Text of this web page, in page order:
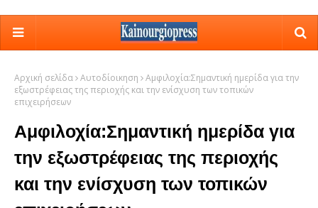
Αρχική σελίδα Αυτοδίοικηση
Αμφιλοχία:Σημαντική ημερίδα για την
εξωστρέφειας της περιοχής και την ενίσχυση των τοπικών
επιχειρήσεων
Αμφιλοχία:Σημαντική ημερίδα για
την εξωστρέφειας της περιοχής
και την ενίσχυση των τοπικών